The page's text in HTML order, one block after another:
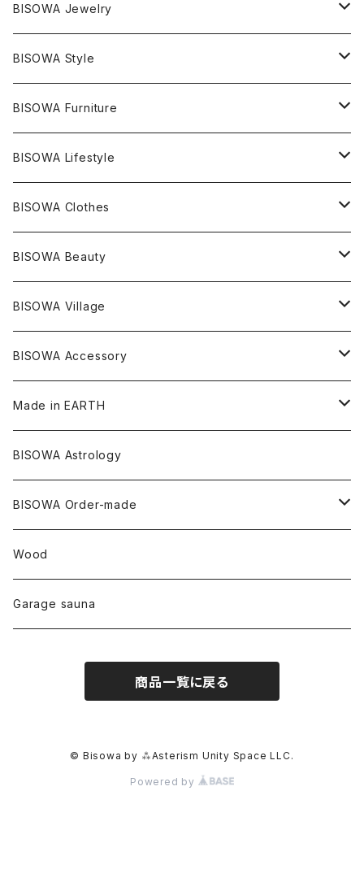
マスタークリスタル / 水晶
エレスチャル
ライトニング
ツインソウル
メタモルフォーゼス
クォーツインクォーツ
ガーデンクォーツ
石の種類別
アメジスト
アクアマリン
デュモルチェライト
タンザナイト
ムーンストーン
ルチルクォーツ
産地別
ヒマラヤ
ブラジル
中国
アメリカ
BISOWA Jewelry
ネックレス／ペンダント
宇佐美聖子
絹麻 ~kenma~
ピアス
宇佐美聖子
Others
ブレスレット
宇佐美聖子
Others
リング
サンキャッチャー
ヘアアクセサリー
イヤリング
キーホルダー
BISOWA Style
ONE PIECE
ヘンプ
オーガニックコットン
PANTS
ヘンプ
オーガニックコットン
T-SHIRT
オーガニックコットン
ヘンプコットン
leggings
ヘンプ
オーガニックコットン
Others
ヘンプ
オーガニックコットン
Underwear
BISOWA Furniture
のるすく
BISOWA Lifestyle
Music
宇佐美聖子
Niceness Music
浄化アイテム
Cosmic Hemp 麻炭
セージ
オラクルカード
キャンドル
HAZE 和蝋燭
縁キャンドル
陶器
大蝶恵美子
Tomoko Uemura Art 麻炭陶器
Cosmic hemp
YUGEN GLASS
others
foods
BISOWA Clothes
麻
絹
Others
オーガニックコットン
バンブー
オーガニックフリース
BISOWA Beauty
ヘンプオイル
BISOWA Village
Bisowa Club Room
BISOWA Accessory
ヘアゴム
宇佐美聖子
Made in EARTH
Misakubo Japan
碧-AOI-の松葉天然酵母パン
Uwajima Japan
BISOWA Astrology
BISOWA Order-made
∞Seiko Usami∞
Wood
Garage sauna
商品一覧に戻る
© Bisowa by ⁂Asterism Unity Space LLC.
Powered by